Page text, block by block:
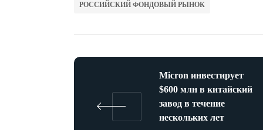
РОССИЙСКИЙ ФОНДОВЫЙ РЫНОК
Micron инвестирует
$600 млн в китайский
завод в течение
нескольких лет